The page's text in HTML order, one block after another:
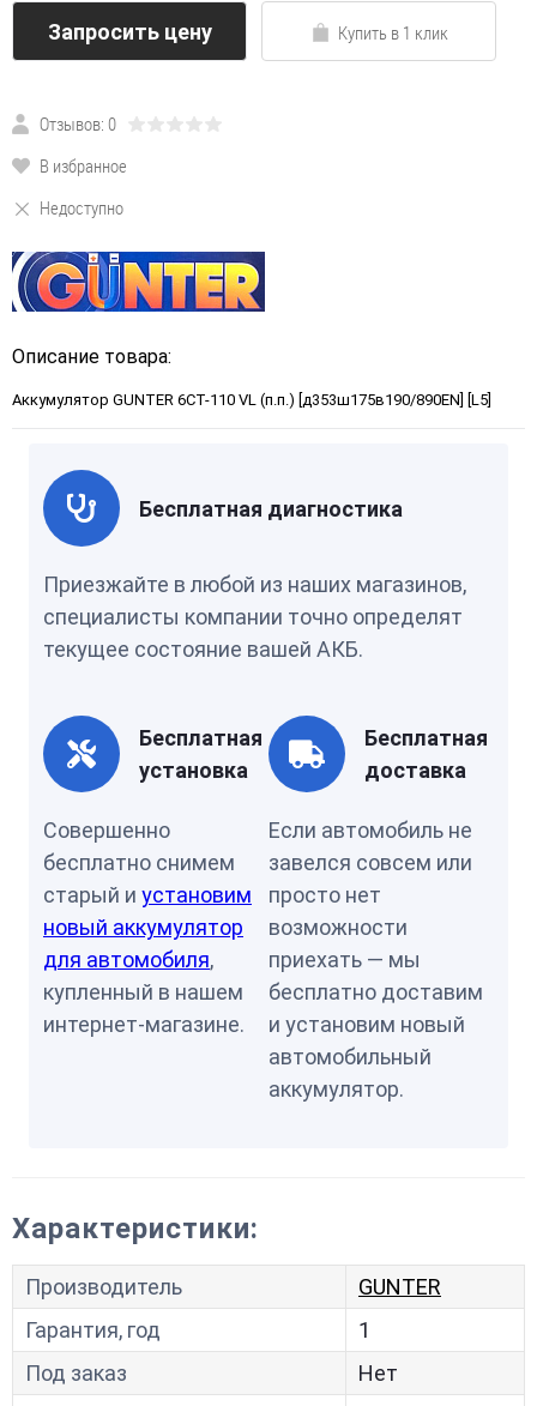
Запросить цену Купить в 1 клик
Отзывов: 0
В избранное
Недоступно
Описание товара:
Аккумулятор GUNTER 6СТ-110 VL (п.п.) [д353ш175в190/890EN] [L5]
Бесплатная диагностика
Приезжайте в любой из наших магазинов,
специалисты компании точно определят
текущее состояние вашей АКБ.
Бесплатная
установка
Совершенно
бесплатно снимем
старый и установим
новый аккумулятор
для автомобиля,
купленный в нашем
интернет-магазине.
Бесплатная
доставка
Если автомобиль не
завелся совсем или
просто нет
возможности
приехать — мы
бесплатно доставим
и установим новый
автомобильный
аккумулятор.
Характеристики:
Производитель
GUNTER
Гарантия, год
1
Под заказ
Нет